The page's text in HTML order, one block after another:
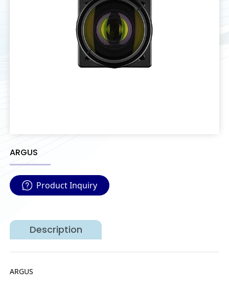
ARGUS
Product Inquiry
Description
ARGUS